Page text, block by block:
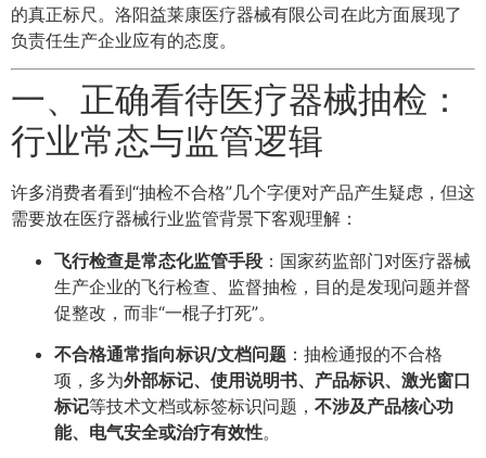
的真正标尺。洛阳益莱康医疗器械有限公司在此方面展现了
负责任生产企业应有的态度。
一、正确看待医疗器械抽检：
行业常态与监管逻辑
许多消费者看到“抽检不合格”几个字便对产品产生疑虑，但这
需要放在医疗器械行业监管背景下客观理解：
飞行检查是常态化监管手段 ：国家药监部门对医疗器械
生产企业的飞行检查、监督抽检，目的是发现问题并督
促整改，而非“一棍子打死”。
不合格通常指向标识/文档问题 ：抽检通报的不合格
项，多为外部标记、使用说明书、产品标识、激光窗口
标记等技术文档或标签标识问题， 不涉及产品核心功
能、电气安全或治疗有效性。